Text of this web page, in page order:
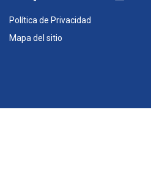
Política de Privacidad
Mapa del sitio